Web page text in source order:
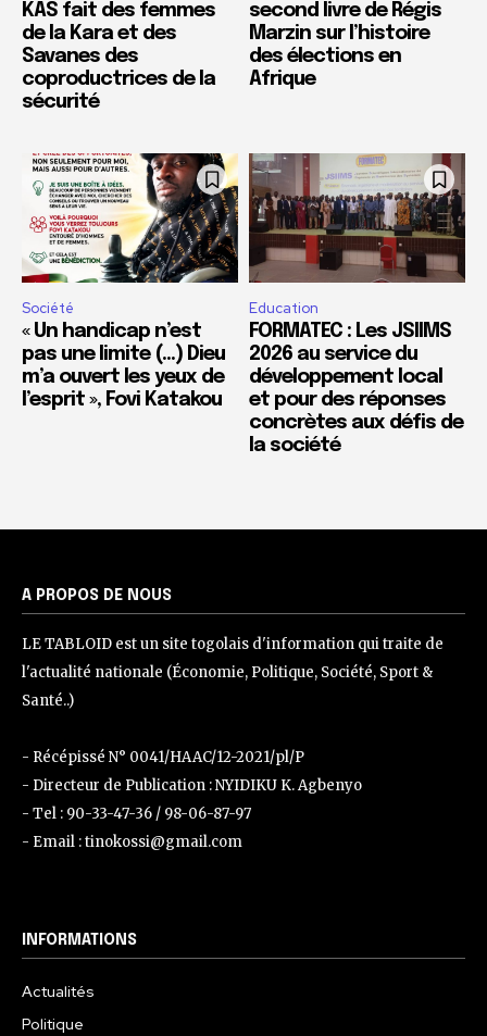
KAS fait des femmes
de la Kara et des
Savanes des
coproductrices de la
sécurité
second livre de Régis
Marzin sur l’histoire
des élections en
Afrique
Société
« Un handicap n’est
pas une limite (…) Dieu
m’a ouvert les yeux de
l’esprit », Fovi Katakou
Education
FORMATEC : Les JSIIMS
2026 au service du
développement local
et pour des réponses
concrètes aux défis de
la société
A PROPOS DE NOUS
LE TABLOID est un site togolais d'information qui traite de
l'actualité nationale (Économie, Politique, Société, Sport &
Santé..)
- Récépissé N° 0041/HAAC/12-2021/pl/P
- Directeur de Publication : NYIDIKU K. Agbenyo
- Tel : 90-33-47-36 / 98-06-87-97
- Email : tinokossi@gmail.com
INFORMATIONS
Actualités
Politique